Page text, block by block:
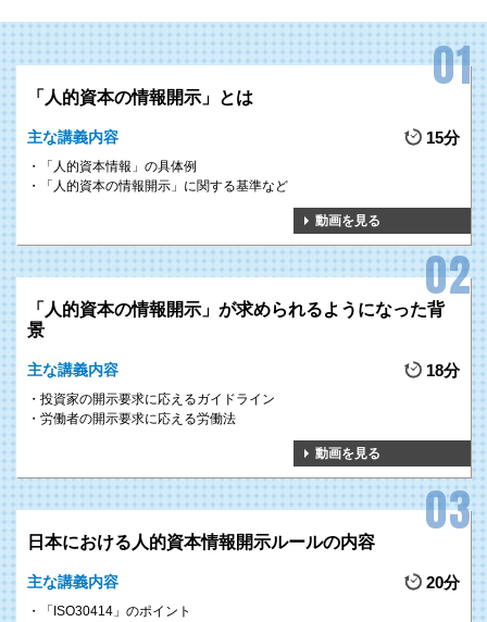
「人的資本の情報開示」とは
主な講義内容 15分
「人的資本情報」の具体例
「人的資本の情報開示」に関する基準など
動画を見る
「人的資本の情報開示」が求められるようになった背
景
主な講義内容 18分
投資家の開示要求に応えるガイドライン
労働者の開示要求に応える労働法
動画を見る
日本における人的資本情報開示ルールの内容
主な講義内容 20分
「ISO30414」のポイント